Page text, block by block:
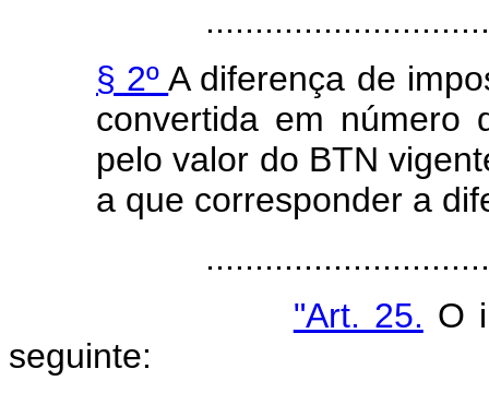
§ 2ºA diferença de
convertida em número
pelo valor do BTN
a que corresponder a
"Art. 25. O
seguinte: